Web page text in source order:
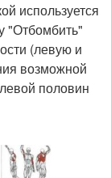
используется
"Отбомбить"
(левую и
возможной
половин